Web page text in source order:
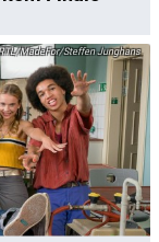
MadeFor/Steffen Junghans